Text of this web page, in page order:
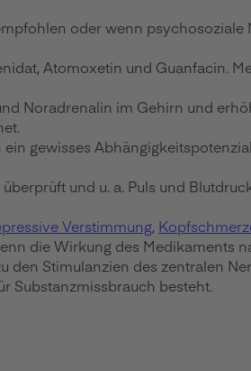
oder wenn
Atomoxetin und Guanfacin.
Noradrenalin im Gehirn und
gewisses
und u. a. Puls und
Verstimmung,
die Wirkung des Medikaments
Stimulanzien des zentralen
Substanzmissbrauch besteht.